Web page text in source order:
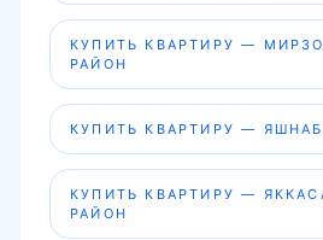
КУПИТЬ КВАРТИРУ —
РАЙОН
КУПИТЬ КВАРТИРУ —
КУПИТЬ КВАРТИРУ —
РАЙОН